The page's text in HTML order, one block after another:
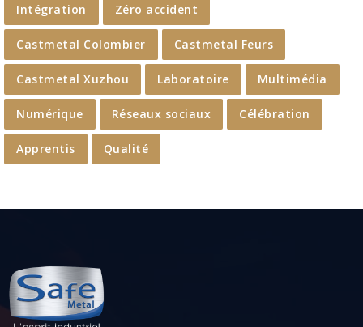
Intégration Zéro accident
Castmetal Colombier Castmetal Feurs
Castmetal Xuzhou Laboratoire Multimédia
Numérique Réseaux sociaux Célébration
Apprentis Qualité